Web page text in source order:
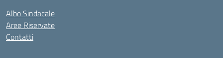
Albo Sindacale
Aree Riservate
Contatti